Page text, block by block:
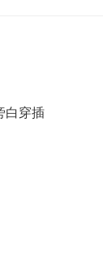
白穿插